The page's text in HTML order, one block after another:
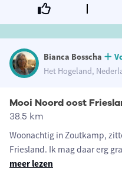
Bianca Bosscha
Het Hogeland,
Mooi Noord oost
38.5 km
Woonachtig in Zoutkamp,
Friesland. Ik mag daar erg
meer lezen